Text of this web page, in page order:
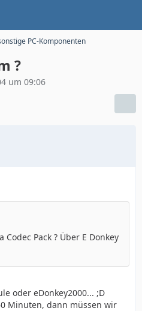
PC-Komponenten
?
um 09:06
Pack ? Über E Donkey
oder eDonkey2000... ;D
Minuten, dann müssen wir